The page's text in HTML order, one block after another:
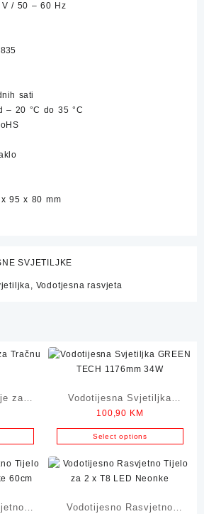
V / 50 – 60 Hz
sati
– 20 °C do 35 °C
95 x 80 mm
SVJETILJKE
, Vodotjesna rasvjeta
za
Vodotijesna Svjetiljka
GREEN TECH 1176mm
34W
100,90 KM
Select options
Vodotijesno Rasvjetno